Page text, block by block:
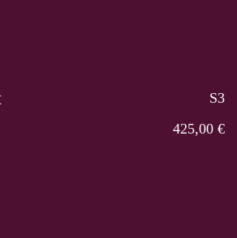
S3
425,00 €